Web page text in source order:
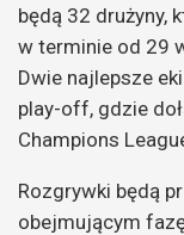
będą 32 drużyny,
w terminie od 29
Dwie najlepsze
play-off, gdzie
Champions
Rozgrywki będą
obejmującym